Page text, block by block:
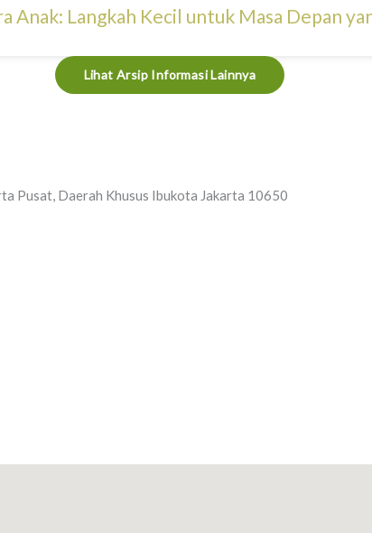
Anak: Langkah Kecil untuk Masa Depan
Lihat Arsip Informasi Lainnya
Pusat, Daerah Khusus Ibukota Jakarta 10650